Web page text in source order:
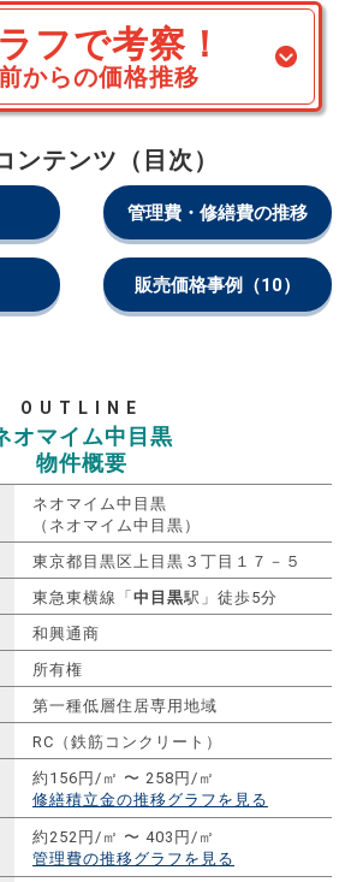
フで考察！
からの価格推移
ンテンツ（目次）
管理費・修繕費の推移
販売価格事例 （10）
OUTLINE
オマイム中目黒
物件概要
ネオマイム中目黒
（ネオマイム中目黒）
東京都目黒区上目黒３丁目１７－５
東急東横線「中目黒駅」徒歩5分
和興通商
所有権
第一種低層住居専用地域
RC（鉄筋コンクリート）
約156円/㎡ 〜 258円/㎡
修繕積立金の推移グラフを見る
約252円/㎡ 〜 403円/㎡
管理費の推移グラフを見る